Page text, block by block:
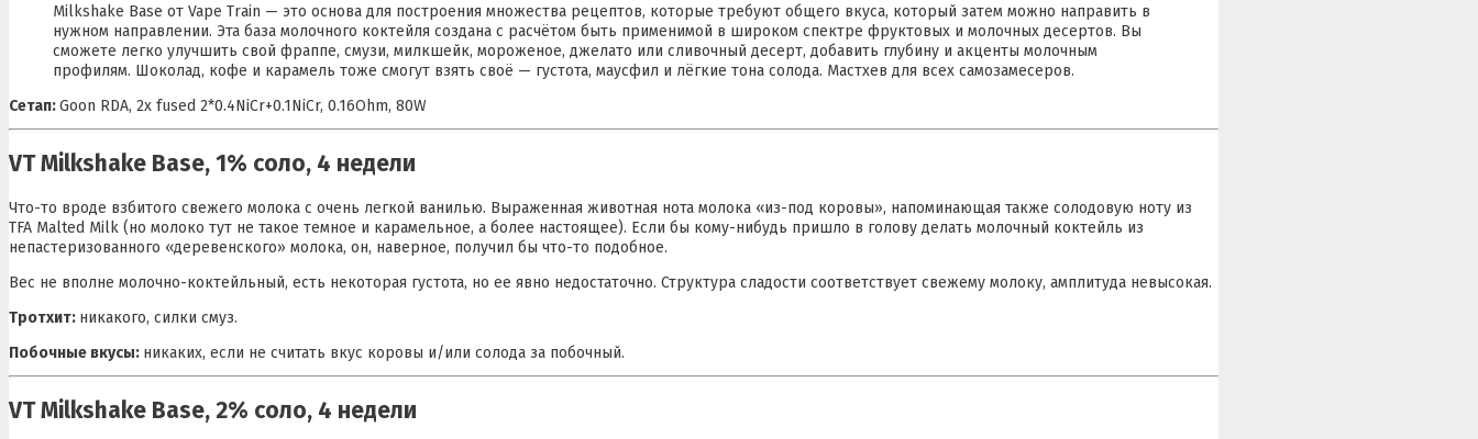
Milkshake Base от Vape Train — это основа для построения множества рецептов, которые требуют общего вкуса, который затем можно направить в
нужном направлении. Эта база молочного коктейля создана с расчётом быть применимой в широком спектре фруктовых и молочных десертов. Вы
сможете легко улучшить свой фраппе, смузи, милкшейк, мороженое, джелато или сливочный десерт, добавить глубину и акценты молочным
профилям. Шоколад, кофе и карамель тоже смогут взять своё — густота, маусфил и лёгкие тона солода. Мастхев для всех самозамесеров.
Сетап:Goon RDA, 2x fused 2*0.4NiCr+0.1NiCr, 0.16Ohm, 80W
VT Milkshake Base, 1% соло, 4 недели
Что-то вроде взбитого свежего молока с очень легкой ванилью. Выраженная животная нота молока «из-под коровы», напоминающая также солодовую ноту из
TFA Malted Milk (но молоко тут не такое темное и карамельное, а более настоящее). Если бы кому-нибудь пришло в голову делать молочный коктейль из
непастеризованного «деревенского» молока, он, наверное, получил бы что-то подобное.
Вес не вполне молочно-коктейльный, есть некоторая густота, но ее явно недостаточно. Структура сладости соответствует свежему молоку, амплитуда невысокая.
Тротхит: никакого, силки смуз.
Побочные вкусы: никаких, если не считать вкус коровы и/или солода за побочный.
VT Milkshake Base, 2% соло, 4 недели